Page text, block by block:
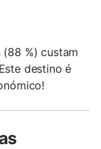
%) custam
destino é